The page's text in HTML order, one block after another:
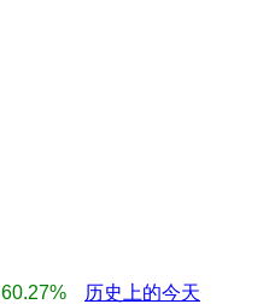
60.27% 历史上的今天